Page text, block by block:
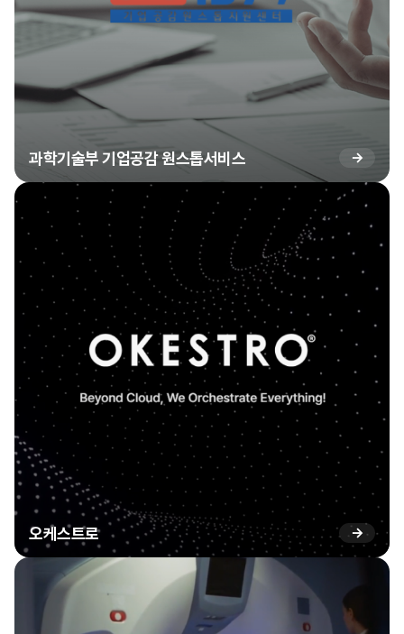
과학기술부 기업공감 원스톱서비스 →
오케스트로 →